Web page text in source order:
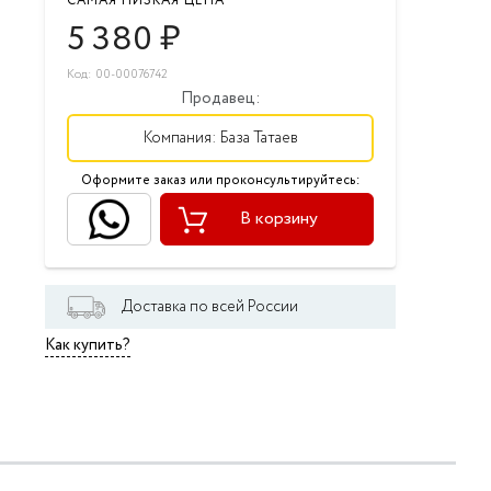
5 380₽
Код: 00-00076742
Продавец:
Компания: База Татаев
Оформите заказ или проконсультируйтесь:
В корзину
Доставка по всей России
Как купить?